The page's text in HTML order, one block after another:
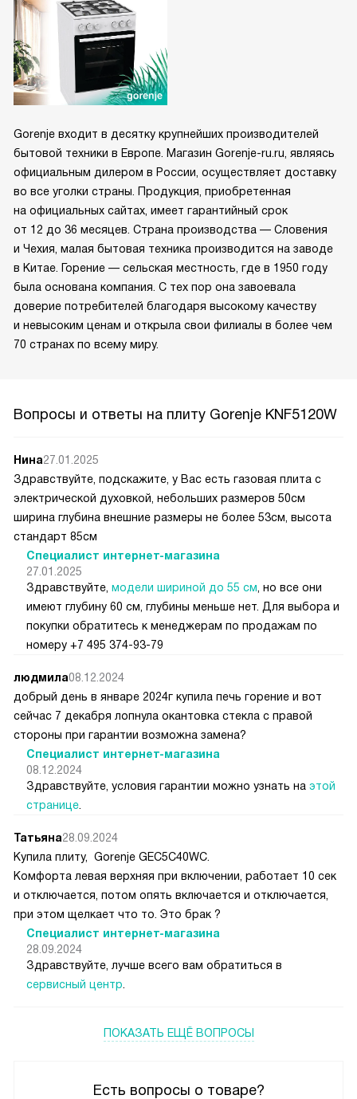
Gorenje входит в десятку крупнейших производителей
бытовой техники в Европе. Магазин Gorenje-ru.ru, являясь
официальным дилером в России, осуществляет доставку
во все уголки страны. Продукция, приобретенная
на официальных сайтах, имеет гарантийный срок
от 12 до 36 месяцев. Страна производства — Словения
и Чехия, малая бытовая техника производится на заводе
в Китае. Горение — сельская местность, где в 1950 году
была основана компания. С тех пор она завоевала
доверие потребителей благодаря высокому качеству
и невысоким ценам и открыла свои филиалы в более чем
70 странах по всему миру.
Вопросы и ответы на плиту Gorenje KNF5120W
Есть вопросы о товаре?
Нина27.01.2025
Здравствуйте, подскажите, у Вас есть газовая плита с
электрической духовкой, небольших размеров 50см
ширина глубина внешние размеры не более 53см, высота
стандарт 85см
Специалист интернет-магазина
27.01.2025
Здравствуйте, модели шириной до 55 см , но все они
имеют глубину 60 см, глубины меньше нет. Для выбора и
покупки обратитесь к менеджерам по продажам по
номеру +7 495 374-93-79
людмила08.12.2024
добрый день в январе 2024г купила печь горение и вот
сейчас 7 декабря лопнула окантовка стекла с правой
стороны при гарантии возможна замена?
Специалист интернет-магазина
08.12.2024
Здравствуйте, условия гарантии можно узнать на этой
странице
Татьяна28.09.2024
Купила плиту, Gorenje GEC5C40WC.
Комфорта левая верхняя при включении, работает 10 сек
и отключается, потом опять включается и отключается,
при этом щелкает что то. Это брак ?
Специалист интернет-магазина
28.09.2024
Здравствуйте, лучше всего вам обратиться в
сервисный центр
ПОКАЗАТЬ ЕЩЁ ВОПРОСЫ